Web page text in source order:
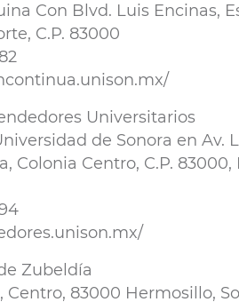
Con Blvd. Luis Encinas,
C.P. 83000
Universitarios
de Sonora en Av.
Colonia Centro, C.P.
Zubeldía
Centro, 83000 Hermosillo,